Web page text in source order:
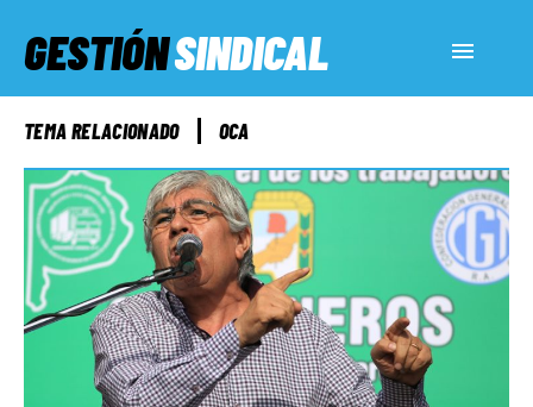
GESTIÓNSINDICAL
ACTUALIDAD
SERVICIOS SOCIALES
INFORMES ESPECIALES
FUERA DE MEGÁFONO
TEMA RELACIONADO OCA